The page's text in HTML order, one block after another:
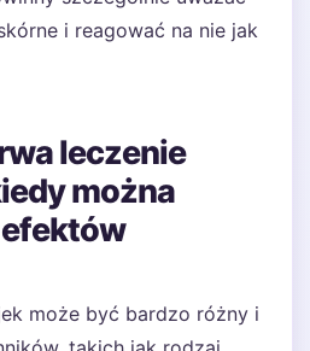
i reagować na nie jak
leczenie
można
może być bardzo różny i